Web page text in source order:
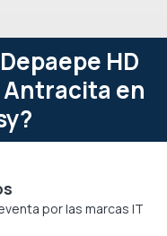
HD
Antracita en
por las marcas IT